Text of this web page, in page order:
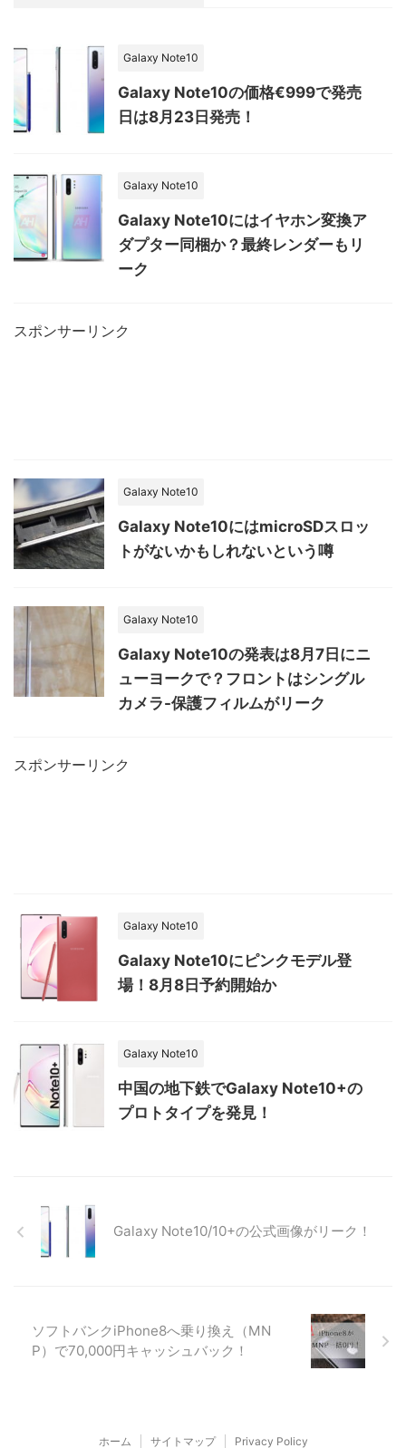
Galaxy Note10
Galaxy Note10の価格€999で発売
日は8月23日発売！
Galaxy Note10
Galaxy Note10にはイヤホン変換ア
ダプター同梱か？最終レンダーもリ
ーク
スポンサーリンク
Galaxy Note10
Galaxy Note10にはmicroSDスロッ
トがないかもしれないという噂
Galaxy Note10
Galaxy Note10の発表は8月7日にニ
ューヨークで？フロントはシングル
カメラ-保護フィルムがリーク
スポンサーリンク
Galaxy Note10
Galaxy Note10にピンクモデル登
場！8月8日予約開始か
Galaxy Note10
中国の地下鉄でGalaxy Note10+の
プロトタイプを発見！
Galaxy Note10/10+の公式画像がリーク！
ソフトバンクiPhone8へ乗り換え（MN
P）で70,000円キャッシュバック！
ホーム サイトマップ Privacy Policy